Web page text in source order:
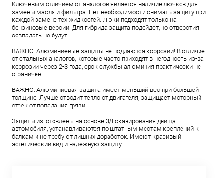
Ключевым отличием от аналогов является наличие лючков для
замены масла и фильтра. Нет необходимости снимать защиту при
каждой замене тех жидкостей. Люки подходят только на
бензиновые версии. Для гибрида защита подойдет, но отверстия
совпадать не будут.
ВАЖНО: Алюминиевые защиты не поддаются коррозии! В отличие
от стальных аналогов, которые часто приходят в негодность из-за
коррозии через 2-3 года, срок службы алюминия практически не
ограничен.
ВАЖНО: Алюминиевая защита имеет меньший вес при большей
толщине. Лучше отводит тепло от двигателя, защищает моторный
отсек от попадания грязи.
Защиты изготовлены на основе 3Д сканирования днища
автомобиля, устанавливаются по штатным местам креплений к
балкам и не требуют лишних доработок. Имеют красивый
эстетический вид и надежную защиту.